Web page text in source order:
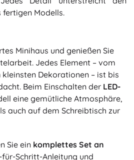
fertigen Modells.
Minihaus und genießen Sie
Jedes Element – vom
Dekorationen – ist bis
Beim Einschalten der LED-
eine gemütliche Atmosphäre,
auch auf dem Schreibtisch zur
Sie ein komplettes Set an
für-Schritt-Anleitung und